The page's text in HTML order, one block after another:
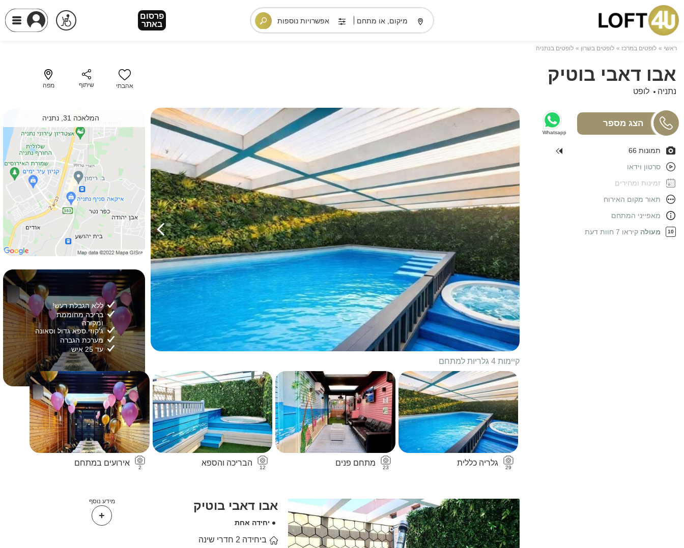
פרסום
באתר
פרסום
באתר
מיקום, או מתחם אפשרויות נוספות
ראשי לופטים במרכז לופטים בשרון לופטים בנתניה
אבו דאבי בוטיק
נתניה לופט
Whatsapp
תמונות 66
סרטון וידאו
זמינות ומחירים
תאור מקום האירוח
מאפייני המתחם
10 מעולה קיראו 7 חוות דעת
1/29
2/
קיימות 4 גלריות למתחם
29
גלריה כללית
23
מתחם פנים
12
הבריכה והספא
2
אירועים במתחם
אהבתי שיתוף מפה
המלאכה 31, נתניה
ללא הגבלת רעש!
בריכה מחוממת
ומקורה
ג'קוזי ספא גדול וסאונה
מערכת הגברה
עד 25 איש
אבו דאבי בוטיק
יחידה אחת
ביחידה 2 חדרי שינה
מידע נוסף